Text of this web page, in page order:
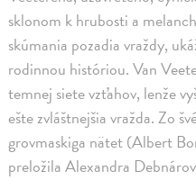
sklonom k hrubosti a
skúmania pozadia vraždy,
rodinnou históriou. Van
temnej siete vzťahov, lenže
ešte zvláštnejšia vražda. Zo
grovmaskiga nätet (Albert
preložila Alexandra